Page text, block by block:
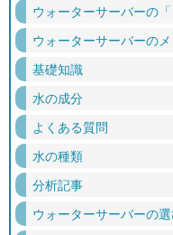
ウォーターサーバーの
ウォーターサーバーの
基礎知識
水の成分
よくある質問
水の種類
分析記事
ウォーターサーバーの